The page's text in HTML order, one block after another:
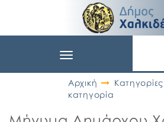
Toggle
Αρχική
Κατηγορίες
κατηγορία